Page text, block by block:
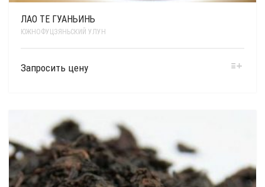
ЛАО ТЕ ГУАНЬИНЬ
ЮЖНОФУЦЗЯНЬСКИЙ УЛУН
Запросить цену